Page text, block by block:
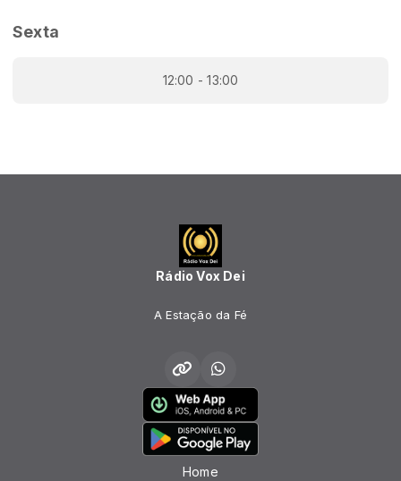
Sexta
12:00 - 13:00
Rádio Vox Dei
A Estação da Fé
Home